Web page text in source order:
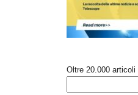
Oltre 20.000 articoli